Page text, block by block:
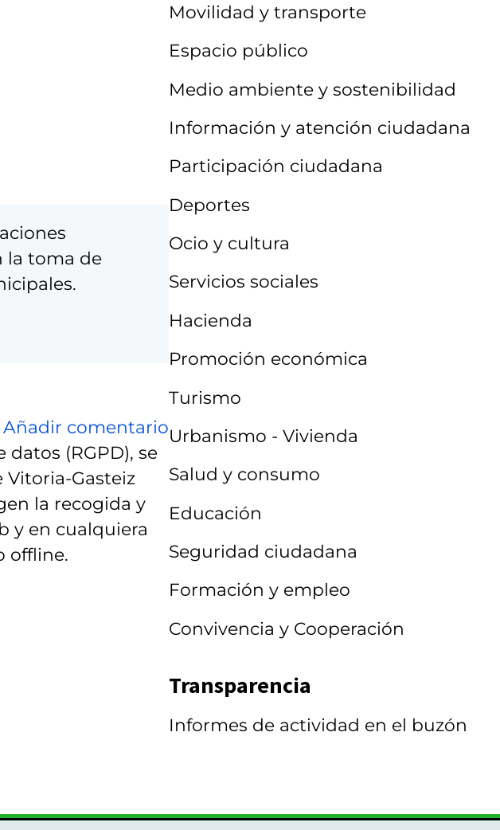
la toma de
Añadir comentario
(RGPD), se
Gasteiz
la recogida y
y en cualquiera
offline.
Movilidad y transporte
Espacio público
Medio ambiente y sostenibilidad
Información y atención ciudadana
Participación ciudadana
Deportes
Ocio y cultura
Servicios sociales
Hacienda
Promoción económica
Turismo
Urbanismo - Vivienda
Salud y consumo
Educación
Seguridad ciudadana
Formación y empleo
Convivencia y Cooperación
Transparencia
Informes de actividad en el buzón